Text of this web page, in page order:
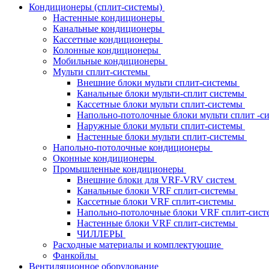
Кондиционеры (сплит-системы)
Настенные кондиционеры
Канальные кондиционеры
Кассетные кондиционеры
Колонные кондиционеры
Мобильные кондиционеры
Мульти сплит-системы
Внешние блоки мульти сплит-системы
Канальные блоки мульти-сплит системы
Кассетные блоки мульти сплит-системы
Напольно-потолочные блоки мульти сплит -
Наружные блоки мульти сплит-системы
Настенные блоки мульти сплит-системы
Напольно-потолочные кондиционеры
Оконные кондиционеры
Промышленные кондиционеры
Внешние блоки для VRF-VRV систем
Канальные блоки VRF сплит-системы
Кассетные блоки VRF сплит-системы
Напольно-потолочные блоки VRF сплит-
Настенные блоки VRF сплит-системы
ЧИЛЛЕРЫ
Расходные материалы и комплектующие
Фанкойлы
Вентиляционное оборудование